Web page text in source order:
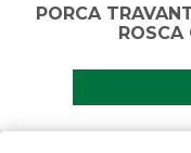
PORCA
ROSCA